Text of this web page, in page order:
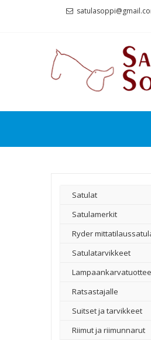
Satulat
Satulamerkit
Ryder
Satulatarvikkeet
–
Ratsastajalle
Suitset ja tarvikkeet
Riimut ja riimunnarut